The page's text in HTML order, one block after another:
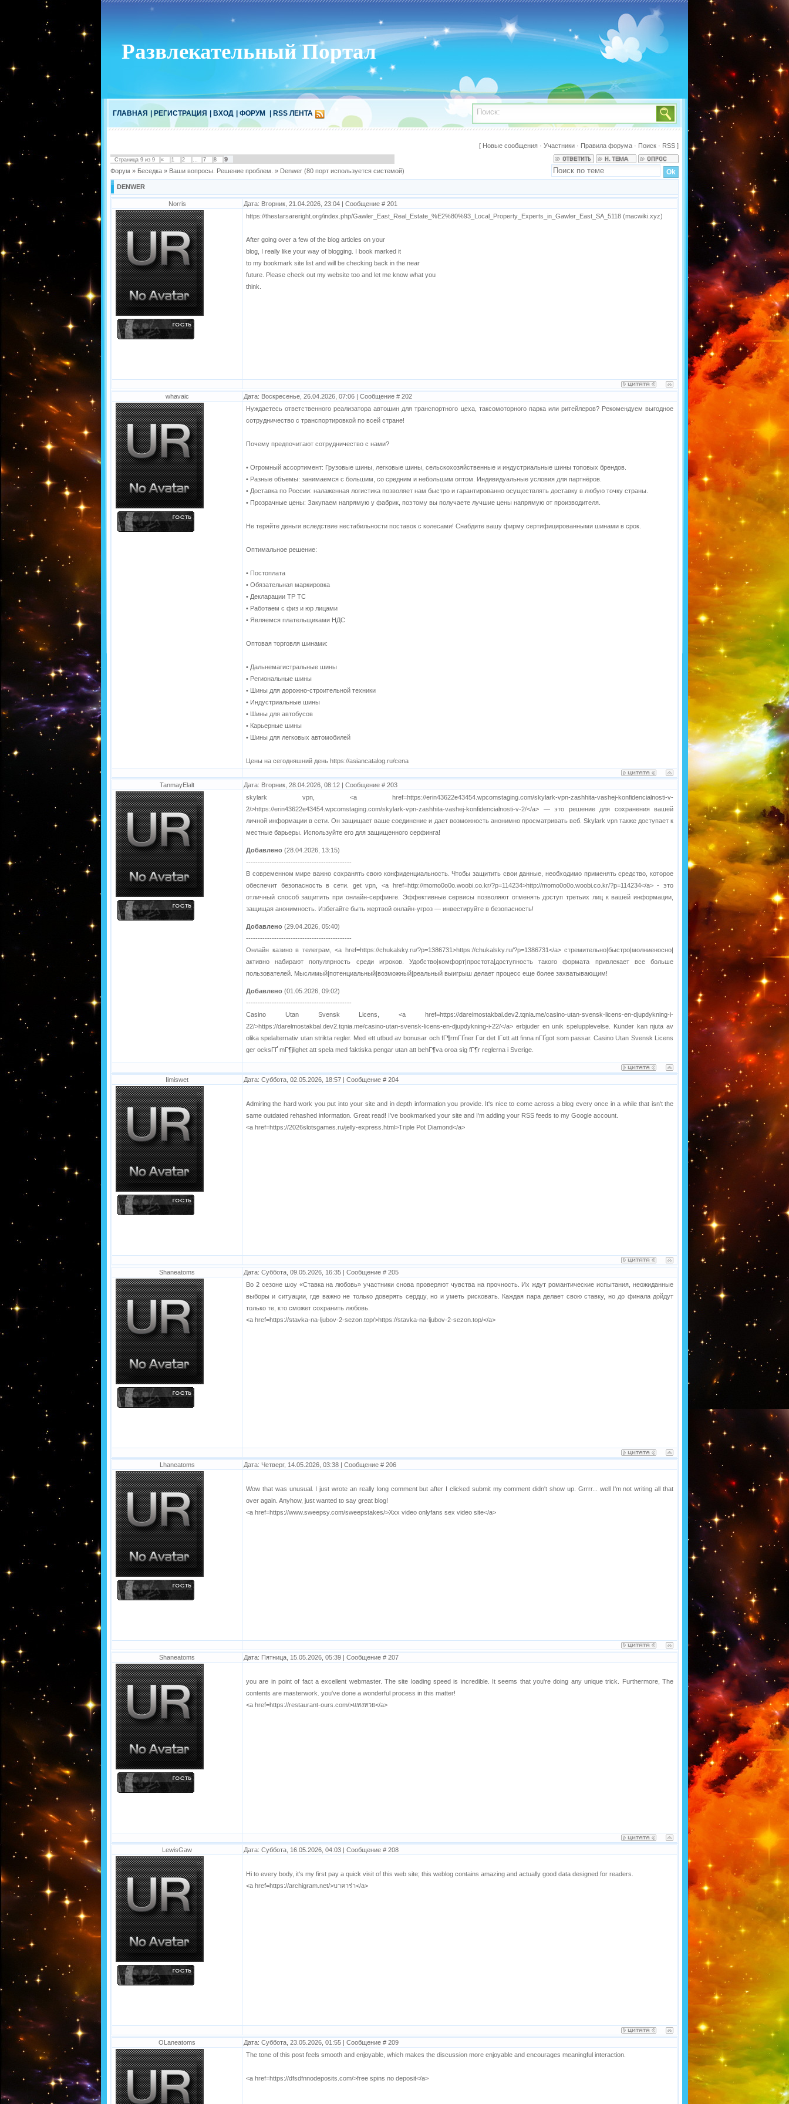
Развлекательный Портал
ГЛАВНАЯ РЕГИСТРАЦИЯ ВХОД ФОРУМ RSS ЛЕНТА Поиск:
[ Новые сообщения · Участники · Правила форума · Поиск · RSS ]
Страница 9 из 9 « 1 2 … 7 8
9
Форум » Беседка » Ваши вопросы. Решение проблем. » Denwer (80 порт используется системой)
DENWER
Norris Дата: Вторник, 21.04.2026, 23:04 | Сообщение # 201
https://thestarsareright.org/index.php/Gawler_East_Real_Estate_%E2%80%93_Local_Property_Experts_in_Gawler_East_SA_5118 (macwiki.xyz)
After going over a few of the blog articles on your
blog, I really like your way of blogging. I book marked it
to my bookmark site list and will be checking back in the near
future. Please check out my website too and let me know what you
think.
whavaic Дата: Воскресенье, 26.04.2026, 07:06 | Сообщение # 202
Нуждаетесь ответственного реализатора автошин для транспортного цеха, таксомоторного парка или ритейлеров? Рекомендуем выгодное
сотрудничество с транспортировкой по всей стране!
Почему предпочитают сотрудничество с нами?
• Огромный ассортимент: Грузовые шины, легковые шины, сельскохозяйственные и индустриальные шины топовых брендов.
• Разные объемы: занимаемся c большим, со средним и небольшим оптом. Индивидуальные условия для партнёров.
• Доставка по России: налаженная логистика позволяет нам быстро и гарантированно осуществлять доставку в любую точку страны.
• Прозрачные цены: Закупаем напрямую у фабрик, поэтому вы получаете лучшие цены напрямую от производителя.
Не теряйте деньги вследствие нестабильности поставок с колесами! Снабдите вашу фирму сертифицированными шинами в срок.
Оптимальное решение:
• Постоплата
• Обязательная маркировка
• Декларации ТР ТС
• Работаем с физ и юр лицами
• Являемся плательщиками НДС
Оптовая торговля шинами:
• Дальнемагистральные шины
• Региональные шины
• Шины для дорожно-строительной техники
• Индустриальные шины
• Шины для автобусов
• Карьерные шины
• Шины для легковых автомобилей
Цены на сегодняшний день https://asiancatalog.ru/cena
TanmayElalt Дата: Вторник, 28.04.2026, 08:12 | Сообщение # 203
skylark vpn, <a href=https://erin43622e43454.wpcomstaging.com/skylark-vpn-zashhita-vashej-konfidencialnosti-v-
2/>https://erin43622e43454.wpcomstaging.com/skylark-vpn-zashhita-vashej-konfidencialnosti-v-2/</a> — это решение для сохранения вашей
личной информации в сети. Он защищает ваше соединение и дает возможность анонимно просматривать веб. Skylark vpn также доступает к
местные барьеры. Используйте его для защищенного серфинга!
Добавлено (28.04.2026, 13:15)
---------------------------------------------
В современном мире важно сохранять свою конфиденциальность. Чтобы защитить свои данные, необходимо применять средство, которое
обеспечит безопасность в сети. get vpn, <a href=http://momo0o0o.woobi.co.kr/?p=114234>http://momo0o0o.woobi.co.kr/?p=114234</a> - это
отличный способ защитить при онлайн-серфинге. Эффективные сервисы позволяют отменять доступ третьих лиц к вашей информации,
защищая анонимность. Избегайте быть жертвой онлайн-угроз — инвестируйте в безопасность!
Добавлено (29.04.2026, 05:40)
---------------------------------------------
Онлайн казино в телеграм, <a href=https://chukalsky.ru/?p=1386731>https://chukalsky.ru/?p=1386731</a> стремительно|быстро|молниеносно|
активно набирают популярность среди игроков. Удобство|комфорт|простота|доступность такого формата привлекает все больше
пользователей. Мыслимый|потенциальный|возможный|реальный выигрыш делает процесс еще более захватывающим!
Добавлено (01.05.2026, 09:02)
---------------------------------------------
Casino Utan Svensk Licens, <a href=https://darelmostakbal.dev2.tqnia.me/casino-utan-svensk-licens-en-djupdykning-i-
22/>https://darelmostakbal.dev2.tqnia.me/casino-utan-svensk-licens-en-djupdykning-i-22/</a> erbjuder en unik spelupplevelse. Kunder kan njuta av
olika spelalternativ utan strikta regler. Med ett utbud av bonusar och fГ¶rmГҐner Г¤r det lГ¤tt att finna nГҐgot som passar. Casino Utan Svensk Licens
ger ocksГҐ mГ¶jlighet att spela med faktiska pengar utan att behГ¶va oroa sig fГ¶r reglerna i Sverige.
Iimiswet Дата: Суббота, 02.05.2026, 18:57 | Сообщение # 204
Admiring the hard work you put into your site and in depth information you provide. It's nice to come across a blog every once in a while that isn't the
same outdated rehashed information. Great read! I've bookmarked your site and I'm adding your RSS feeds to my Google account.
<a href=https://2026slotsgames.ru/jelly-express.html>Triple Pot Diamond</a>
Shaneatoms Дата: Суббота, 09.05.2026, 16:35 | Сообщение # 205
Во 2 сезоне шоу «Ставка на любовь» участники снова проверяют чувства на прочность. Их ждут романтические испытания, неожиданные
выборы и ситуации, где важно не только доверять сердцу, но и уметь рисковать. Каждая пара делает свою ставку, но до финала дойдут
только те, кто сможет сохранить любовь.
<a href=https://stavka-na-ljubov-2-sezon.top/>https://stavka-na-ljubov-2-sezon.top/</a>
Lhaneatoms Дата: Четверг, 14.05.2026, 03:38 | Сообщение # 206
Wow that was unusual. I just wrote an really long comment but after I clicked submit my comment didn't show up. Grrrr... well I'm not writing all that
over again. Anyhow, just wanted to say great blog!
<a href=https://www.sweepsy.com/sweepstakes/>Xxx video onlyfans sex video site</a>
Shaneatoms Дата: Пятница, 15.05.2026, 05:39 | Сообщение # 207
you are in point of fact a excellent webmaster. The site loading speed is incredible. It seems that you're doing any unique trick. Furthermore, The
contents are masterwork. you've done a wonderful process in this matter!
<a href=https://restaurant-ours.com/>แทงหวย</a>
LewisGaw Дата: Суббота, 16.05.2026, 04:03 | Сообщение # 208
Hi to every body, it's my first pay a quick visit of this web site; this weblog contains amazing and actually good data designed for readers.
<a href=https://archigram.net/>บาคาร่า</a>
OLaneatoms Дата: Суббота, 23.05.2026, 01:55 | Сообщение # 209
The tone of this post feels smooth and enjoyable, which makes the discussion more enjoyable and encourages meaningful interaction.
<a href=https://dfsdfnnodeposits.com/>free spins no deposit</a>